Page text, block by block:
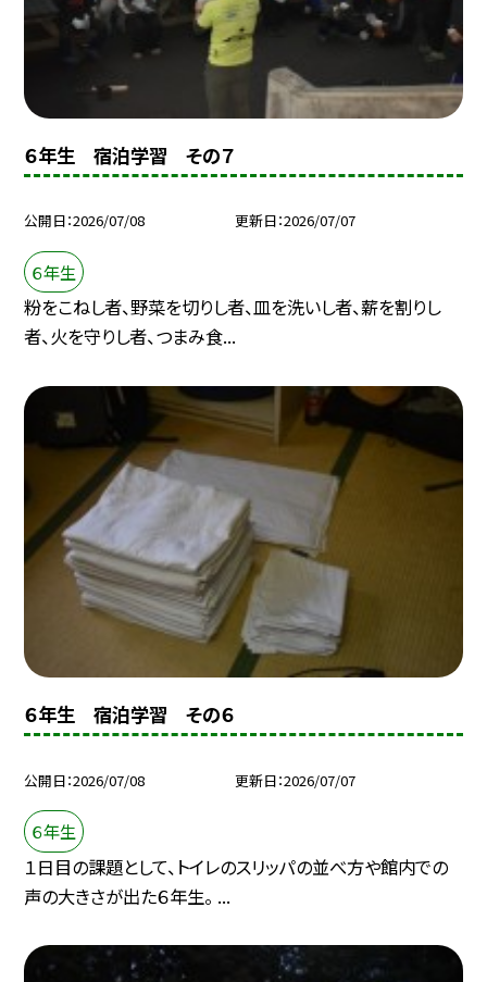
６年生 宿泊学習 その７
公開日 2026/07/08 更新日 2026/07/07
６年生
粉をこねし者、野菜を切りし者、皿を洗いし者、薪を割りし
者、火を守りし者、つまみ食...
６年生 宿泊学習 その６
公開日 2026/07/08 更新日 2026/07/07
６年生
１日目の課題として、トイレのスリッパの並べ方や館内での
声の大きさが出た６年生。 ...